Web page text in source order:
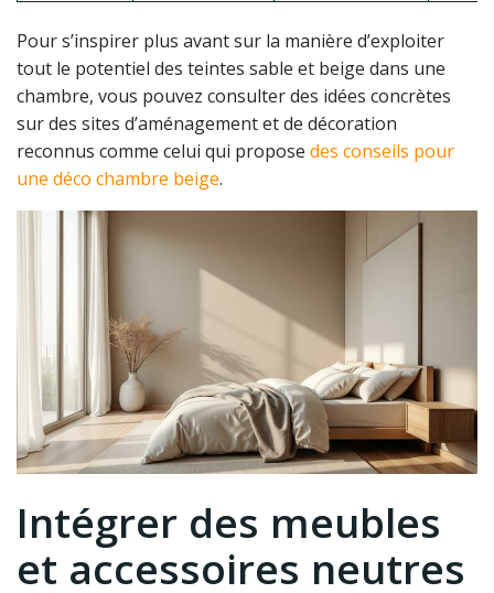
Pour s’inspirer plus avant sur la manière d’exploiter
tout le potentiel des teintes sable et beige dans une
chambre, vous pouvez consulter des idées concrètes
sur des sites d’aménagement et de décoration
reconnus comme celui qui propose des conseils pour
une déco chambre beige.
Intégrer des meubles
et accessoires neutres